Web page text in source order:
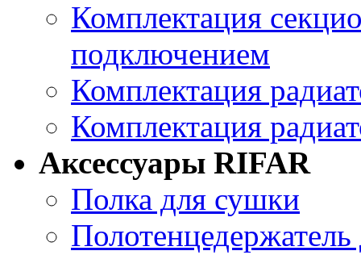
Комплектация
подключением
Комплектация
Комплектация
Аксессуары RIFAR
Полка для сушки